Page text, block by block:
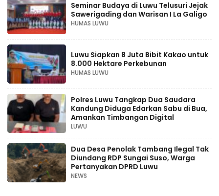
Seminar Budaya di Luwu Telusuri Jejak
Sawerigading dan Warisan I La Galigo
HUMAS LUWU
Luwu Siapkan 8 Juta Bibit Kakao untuk
8.000 Hektare Perkebunan
HUMAS LUWU
Polres Luwu Tangkap Dua Saudara
Kandung Diduga Edarkan Sabu di Bua,
Amankan Timbangan Digital
LUWU
Dua Desa Penolak Tambang Ilegal Tak
Diundang RDP Sungai Suso, Warga
Pertanyakan DPRD Luwu
NEWS